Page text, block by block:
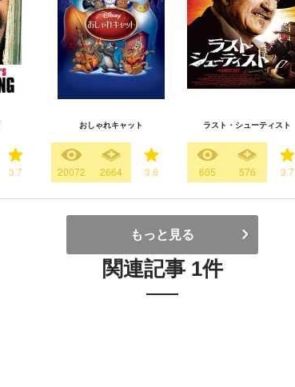
3.7
おしゃれキャット
20072 2664 3.6
ラスト・シューティスト
605 576 3.7
もっと見る
関連記事 1件